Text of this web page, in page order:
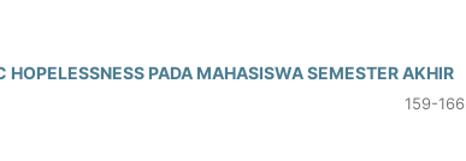
PADA MAHASISWA SEMESTER AKHIR
159-166